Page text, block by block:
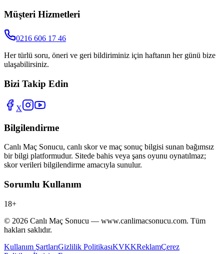
Müşteri Hizmetleri
0216 606 17 46
Her türlü soru, öneri ve geri bildiriminiz için haftanın her günü bize
ulaşabilirsiniz.
Bizi Takip Edin
X
Bilgilendirme
Canlı Maç Sonucu, canlı skor ve maç sonuç bilgisi sunan bağımsız
bir bilgi platformudur. Sitede bahis veya şans oyunu oynatılmaz;
skor verileri bilgilendirme amacıyla sunulur.
Sorumlu Kullanım
18+
© 2026 Canlı Maç Sonucu — www.canlimacsonucu.com. Tüm
hakları saklıdır.
Kullanım ŞartlarıGizlilik PolitikasıKVKKReklamÇerez